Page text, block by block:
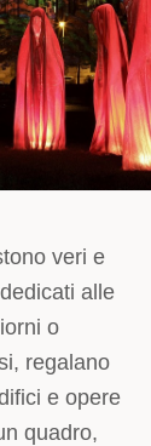
veri e
alle
o
regalano
e opere
quadro,